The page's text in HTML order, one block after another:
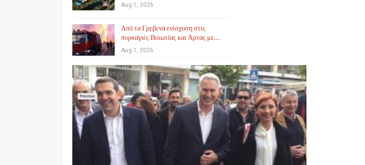
Aug 1, 2026
Από τα Γρεβενά ενίσχυση στις
πυρκαγιές Βοιωτίας και Άρτας με…
Aug 1, 2026